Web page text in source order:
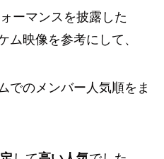
ーマンスを披露した
ム映像を参考にして、
でのメンバー人気順をま